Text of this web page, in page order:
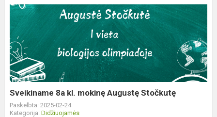
Sveikiname
8a
kl.
mokinę
Augustę
Stočkutę
Sveikiname 8a kl. mokinę Augustę Stočkutę
Paskelbta: 2025-02-24
Kategorija: Didžiuojamės